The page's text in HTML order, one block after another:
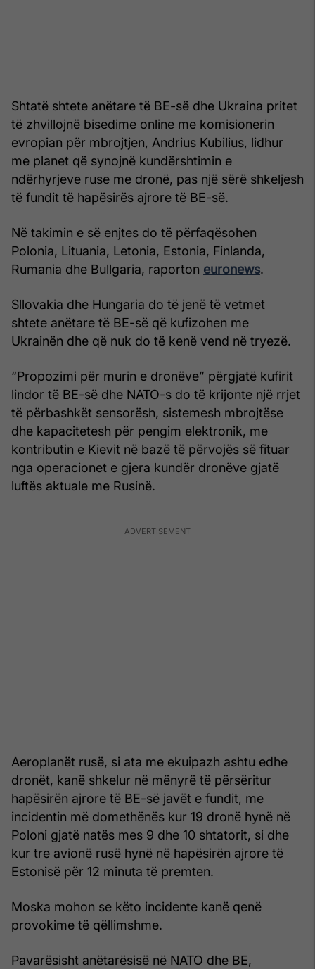
Shtatë shtete anëtare të BE-së dhe Ukraina pritet
të zhvillojnë bisedime online me komisionerin
evropian për mbrojtjen, Andrius Kubilius, lidhur
me planet që synojnë kundërshtimin e
ndërhyrjeve ruse me dronë, pas një sërë shkeljesh
të fundit të hapësirës ajrore të BE-së.
Në takimin e së enjtes do të përfaqësohen
Polonia, Lituania, Letonia, Estonia, Finlanda,
Rumania dhe Bullgaria, raporton euronews.
Sllovakia dhe Hungaria do të jenë të vetmet
shtete anëtare të BE-së që kufizohen me
Ukrainën dhe që nuk do të kenë vend në tryezë.
“Propozimi për murin e dronëve” përgjatë kufirit
lindor të BE-së dhe NATO-s do të krijonte një rrjet
të përbashkët sensorësh, sistemesh mbrojtëse
dhe kapacitetesh për pengim elektronik, me
kontributin e Kievit në bazë të përvojës së fituar
nga operacionet e gjera kundër dronëve gjatë
luftës aktuale me Rusinë.
Aeroplanët rusë, si ata me ekuipazh ashtu edhe
dronët, kanë shkelur në mënyrë të përsëritur
hapësirën ajrore të BE-së javët e fundit, me
incidentin më domethënës kur 19 dronë hynë në
Poloni gjatë natës mes 9 dhe 10 shtatorit, si dhe
kur tre avionë rusë hynë në hapësirën ajrore të
Estonisë për 12 minuta të premten.
Moska mohon se këto incidente kanë qenë
provokime të qëllimshme.
Pavarësisht anëtarësisë në NATO dhe BE,